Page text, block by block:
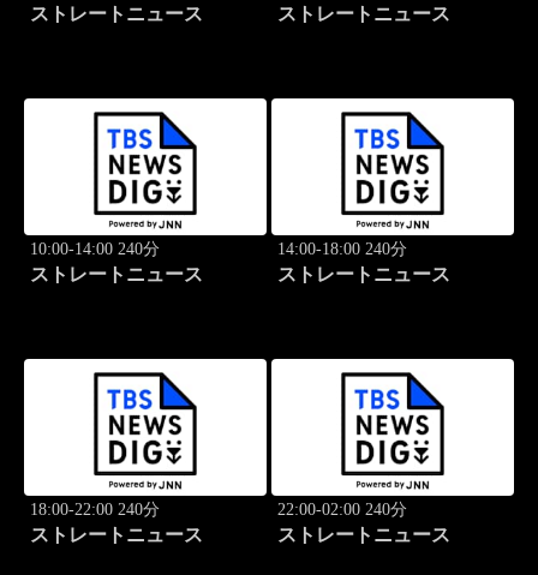
ストレートニュース ストレートニュース
10:00-14:00 240分
ストレートニュース
14:00-18:00 240分
ストレートニュース
18:00-22:00 240分
ストレートニュース
22:00-02:00 240分
ストレートニュース